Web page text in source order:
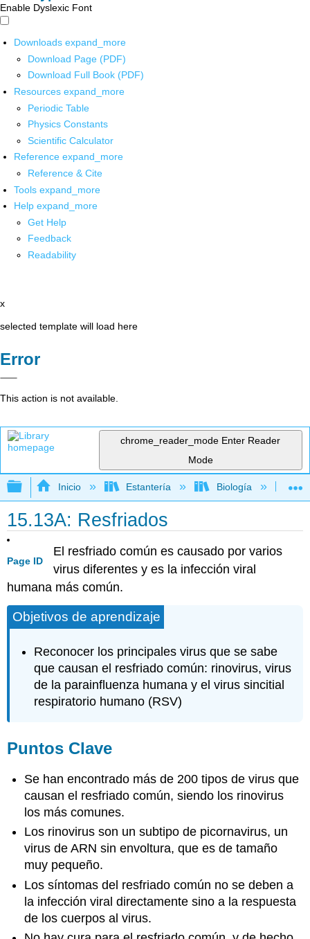
Enable Dyslexic Font
Downloads expand_more
Download Page (PDF)
Download Full Book (PDF)
Resources expand_more
Periodic Table
Physics Constants
Scientific Calculator
Reference expand_more
Reference & Cite
Tools expand_more
Help expand_more
Get Help
Feedback
Readability
x
selected template will load here
Error
This action is not available.
chrome_reader_mode Enter Reader
Mode
Expandir/contraer jerarquía global
Inicio Estantería Biología
15.13A: Resfriados
Page ID
El resfriado común es causado por varios
virus diferentes y es la infección viral
humana más común.
Objetivos de aprendizaje
Reconocer los principales virus que se sabe
que causan el resfriado común: rinovirus, virus
de la parainfluenza humana y el virus sincitial
respiratorio humano (RSV)
Puntos Clave
Se han encontrado más de 200 tipos de virus que
causan el resfriado común, siendo los rinovirus
los más comunes.
Los rinovirus son un subtipo de picornavirus, un
virus de ARN sin envoltura, que es de tamaño
muy pequeño.
Los síntomas del resfriado común no se deben a
la infección viral directamente sino a la respuesta
de los cuerpos al virus.